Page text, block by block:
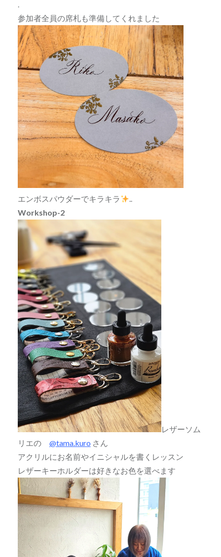
.
参加者全員の席札も準備してくれました
エンボスパウダーでキラキラ
..
Workshop-2
レザーソム
リエの @tama.kuro さん
アクリルにお名前やイニシャルを書くレッスン
レザーキーホルダーは好きなお色を選べます